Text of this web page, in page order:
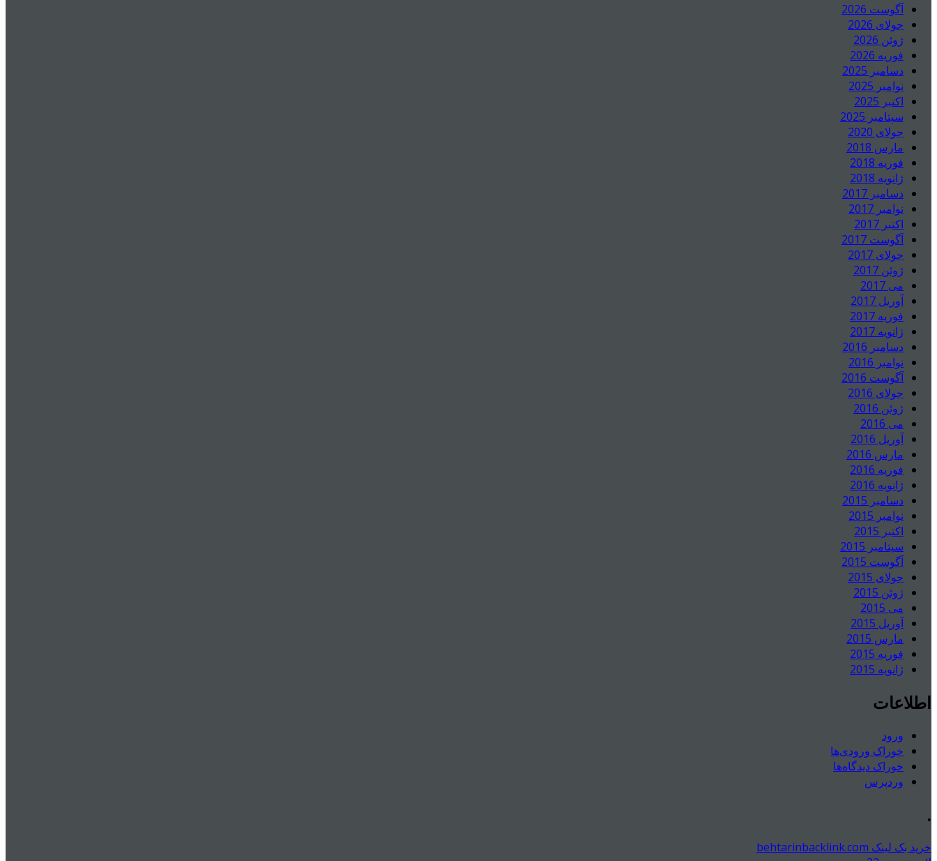
آگوست 2026
جولای 2026
ژوئن 2026
فوریه 2026
دسامبر 2025
نوامبر 2025
اکتبر 2025
سپتامبر 2025
جولای 2020
مارس 2018
فوریه 2018
ژانویه 2018
دسامبر 2017
نوامبر 2017
اکتبر 2017
آگوست 2017
جولای 2017
ژوئن 2017
می 2017
آوریل 2017
فوریه 2017
ژانویه 2017
دسامبر 2016
نوامبر 2016
آگوست 2016
جولای 2016
ژوئن 2016
می 2016
آوریل 2016
مارس 2016
فوریه 2016
ژانویه 2016
دسامبر 2015
نوامبر 2015
اکتبر 2015
سپتامبر 2015
آگوست 2015
جولای 2015
ژوئن 2015
می 2015
آوریل 2015
مارس 2015
فوریه 2015
ژانویه 2015
اطلاعات
ورود
خوراک ورودی‌ها
خوراک دیدگاه‌ها
وردپرس
.
خرید بک لینک behtarinbacklink.com